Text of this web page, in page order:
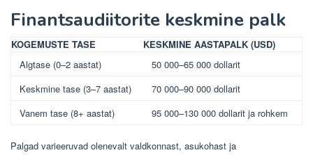
Finantsaudiitorite keskmine palk
KOGEMUSTE TASE
KESKMINE AASTAPALK (USD)
Algtase (0–2 aastat)
50 000–65 000 dollarit
Keskmine tase (3–7 aastat)
70 000–90 000 dollarit
Vanem tase (8+ aastat)
95 000–130 000 dollarit ja rohkem
Palgad varieeruvad olenevalt valdkonnast, asukohast ja